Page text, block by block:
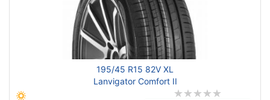
195/45 R15 82V XL
Lanvigator Comfort II
Все бренды